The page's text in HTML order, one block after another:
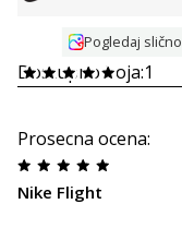
Pogledaj slično
Dostupno boja:1
Prosecna ocena:
Nike Flight